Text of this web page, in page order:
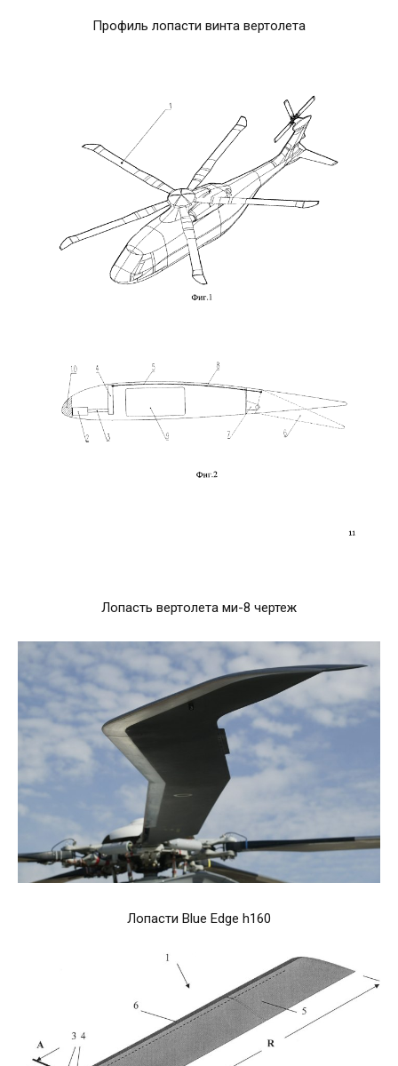
Профиль лопасти винта вертолета
Лопасть вертолета ми-8 чертеж
Лопасти Blue Edge h160